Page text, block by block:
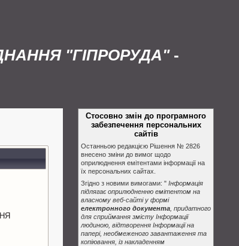
"ГІПРОРУДА"-
Стосовно змін до програмного
забезпечення персональних
сайтів
Останньою редакцією Рішення № 2826
внесено зміни до вимог щодо
оприлюднення емітентами інформації на
їх персональних сайтах.
Згідно з новими вимогами: " Інформація
підлягає оприлюдненню емітентом на
власному веб-сайті у формі
електронного документа , придатного
для сприймання змісту Інформації
людиною, відтворення Інформації на
папері, необмеженого завантаження та
копіювання, із накладенням